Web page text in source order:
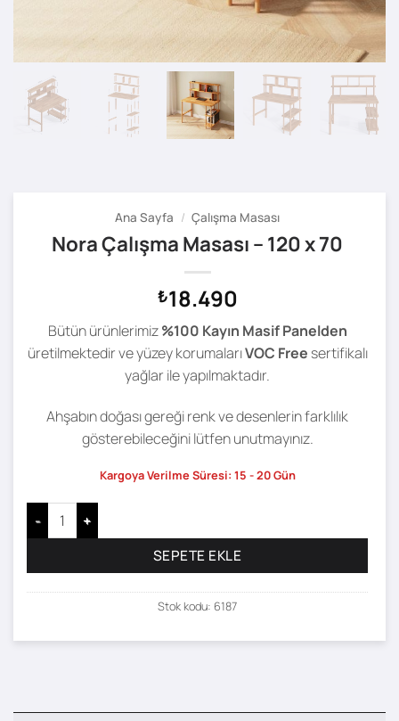
Ana Sayfa / Çalışma Masası
Nora Çalışma Masası – 120 x 70
₺18.490
Bütün ürünlerimiz%100 Kayın Masif Panelden
üretilmektedir ve yüzey korumalarıVOC Free sertifikalı
yağlar ile yapılmaktadır.
Ahşabın doğası gereği renk ve desenlerin farklılık
gösterebileceğini lütfen unutmayınız.
Kargoya Verilme Süresi: 15 - 20 Gün
Nora Çalışma Masası - 120 x 70 adet
SEPETE EKLE
Stok kodu: 6187